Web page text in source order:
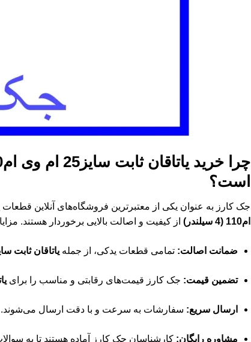
چرا خرید یاتاقان ثابت سایز25 ام وی ام110 (4 سیلندر)
است؟
جک کارز به عنوان یکی از معتبرترین فروشگاه‌های آنلاین
ام110 (4 سیلندر)
از کیفیت و اصالت بالایی برخوردار هستند.
ضمانت اصالت: تمامی قطعات یدکی، از جمله یاتاقان ثابت سایز25 ام وی ام110 (4
تضمین قیمت: جک کارز قیمت‌های رقابتی و مناسب را برای
ارسال سریع: سفارشات به سرعت و با دقت ارسال می‌شوند.
مشاوره رایگان: کارشناسان جک کارز آماده هستند تا به